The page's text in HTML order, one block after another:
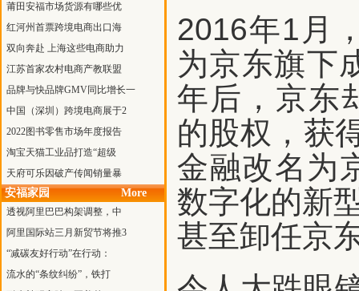
莆田安福市场货源有哪些优
红河州首票跨境电商出口海
双向奔赴 上海这些电商助力
江苏首家农村电商产教联盟
品牌与快品牌GMV同比增长一
中国（深圳）跨境电商展于2
2022图书零售市场年度报告
淘宝天猫工业品打造“超级
天府可乐因破产传闻销量暴
安福家园 More
透视阿里巴巴构架调整，中
阿里国际站三月新贸节将推3
“减碳友好行动”在行动：
流水的“条纹纠纷”，铁打
2016年1月
为京东旗下
年后，京东
的股权，获
金融改名为
数字化的新
甚至卸任京